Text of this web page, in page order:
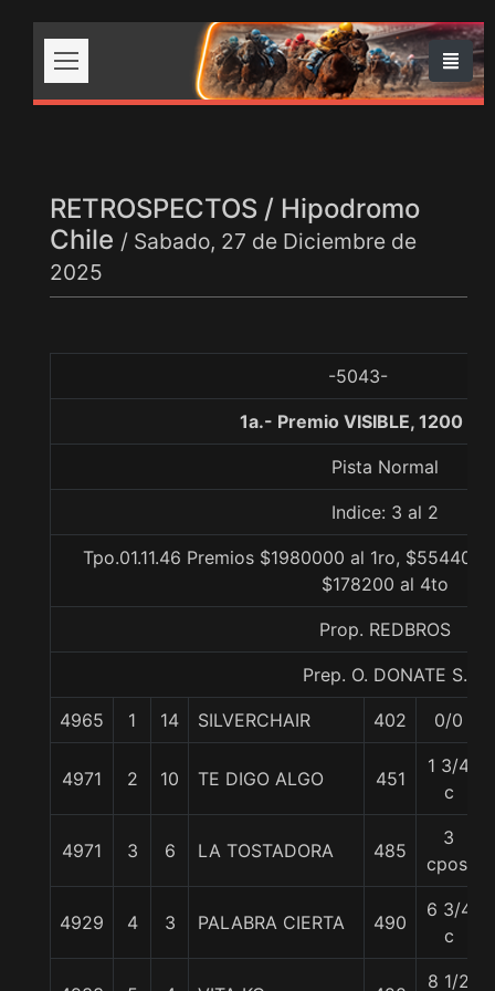
RETROSPECTOS / Hipodromo
Chile / Sabado, 27 de Diciembre de
2025
-5043-
1a.- Premio VISIBLE, 1200
Pista Normal
Indice: 3 al 2
Tpo.01.11.46 Premios $1980000 al 1ro,
$178200 al 4to
Prop. REDBROS
Prep. O. DONATE S.
4965 1 14 SILVERCHAIR 402 0/0
4971 2 10 TE DIGO ALGO 451
1 3/4
c
4971 3 6 LA TOSTADORA 485
3
cpos.
4929 4 3 PALABRA CIERTA 490
6 3/4
c
8 1/2